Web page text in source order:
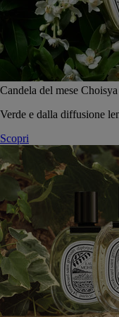
Candela del mese Choisya
Verde e dalla diffusione
Scopri